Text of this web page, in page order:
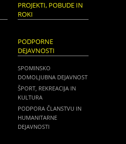
PROJEKTI, POBUDE IN
ROKI
PODPORNE
DEJAVNOSTI
SPOMINSKO
DOMOLJUBNA DEJAVNOST
ŠPORT, REKREACIJA IN
KULTURA
PODPORA ČLANSTVU IN
HUMANITARNE
DEJAVNOSTI